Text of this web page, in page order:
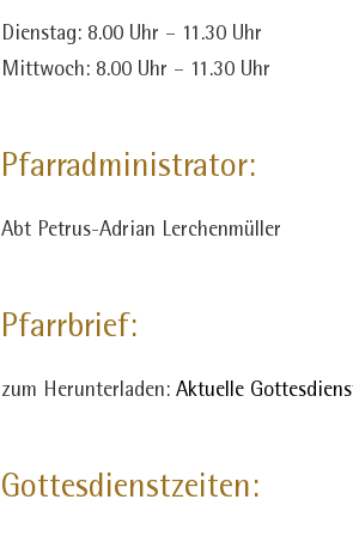
Dienstag: 8.00 Uhr – 11.30 Uhr
Mittwoch: 8.00 Uhr – 11.30 Uhr
Pfarradministrator:
Abt Petrus-Adrian Lerchenmüller
Pfarrbrief:
zum Herunterladen:Aktuelle
Gottesdienstzeiten: